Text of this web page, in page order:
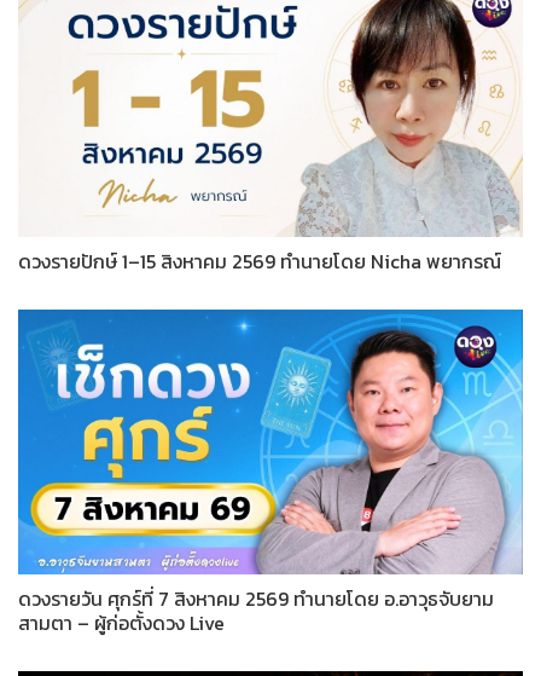
ดวงรายปักษ์ 1–15 สิงหาคม 2569 ทำนายโดย Nicha พยากรณ์
ดวงรายวัน ศุกร์ที่ 7 สิงหาคม 2569 ทำนายโดย อ.อาวุธจับยาม
สามตา – ผู้ก่อตั้งดวง Live